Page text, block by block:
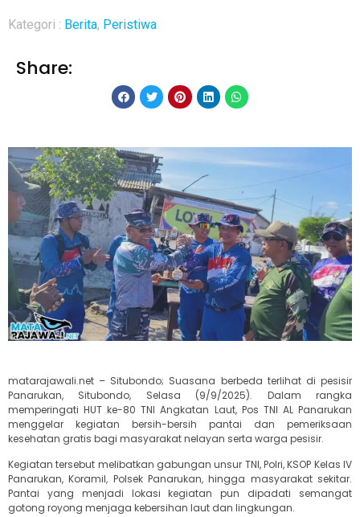
Kategori : Berita, Peristiwa
Share:
matarajawali.net – Situbondo; Suasana berbeda terlihat di pesisir
Panarukan, Situbondo, Selasa (9/9/2025). Dalam rangka
memperingati HUT ke-80 TNI Angkatan Laut, Pos TNI AL Panarukan
menggelar kegiatan bersih-bersih pantai dan pemeriksaan
kesehatan gratis bagi masyarakat nelayan serta warga pesisir.
Kegiatan tersebut melibatkan gabungan unsur TNI, Polri, KSOP Kelas IV
Panarukan, Koramil, Polsek Panarukan, hingga masyarakat sekitar.
Pantai yang menjadi lokasi kegiatan pun dipadati semangat
gotong royong menjaga kebersihan laut dan lingkungan.